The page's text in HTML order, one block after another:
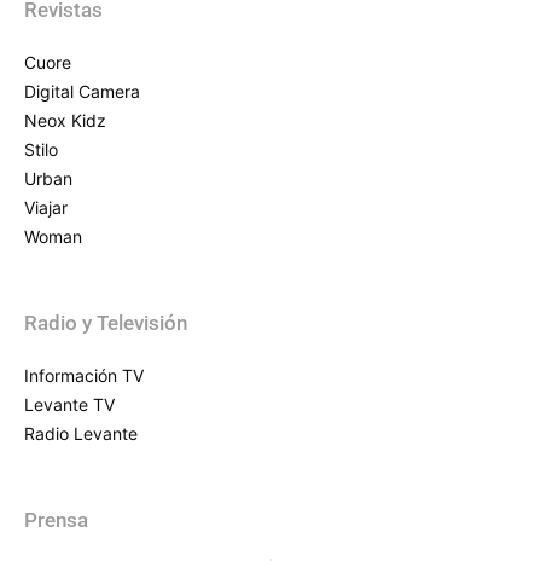
Revistas
Cuore
Digital Camera
Neox Kidz
Stilo
Urban
Viajar
Woman
Radio y Televisión
Información TV
Levante TV
Radio Levante
Prensa